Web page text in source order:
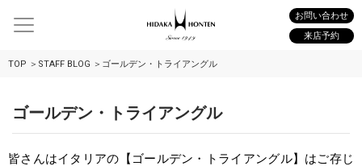
お問い合わせ
来店予約
TOP STAFF BLOG ゴールデン・トライアングル
ゴールデン・トライアングル
皆さんはイタリアの【ゴールデン・トライアングル】はご存じ